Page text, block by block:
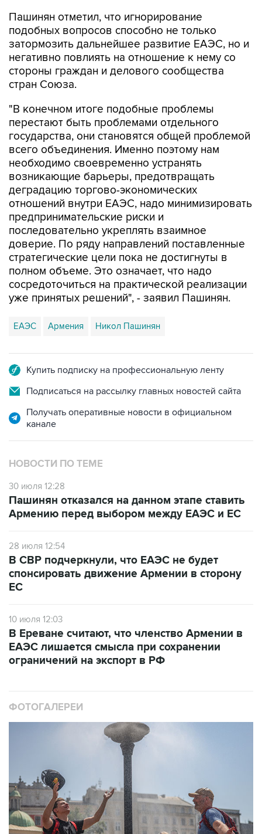
Пашинян отметил, что игнорирование
подобных вопросов способно не только
затормозить дальнейшее развитие ЕАЭС, но и
негативно повлиять на отношение к нему со
стороны граждан и делового сообщества
стран Союза.
"В конечном итоге подобные проблемы
перестают быть проблемами отдельного
государства, они становятся общей проблемой
всего объединения. Именно поэтому нам
необходимо своевременно устранять
возникающие барьеры, предотвращать
деградацию торгово-экономических
отношений внутри ЕАЭС, надо минимизировать
предпринимательские риски и
последовательно укреплять взаимное
доверие. По ряду направлений поставленные
стратегические цели пока не достигнуты в
полном объеме. Это означает, что надо
сосредоточиться на практической реализации
уже принятых решений", - заявил Пашинян.
ЕАЭС Армения Никол Пашинян
Купить подписку на профессиональную ленту
Подписаться на рассылку главных новостей сайта
Получать оперативные новости в официальном
канале
НОВОСТИ ПО ТЕМЕ
30 июля 12:28
Пашинян отказался на данном этапе ставить
Армению перед выбором между ЕАЭС и ЕС
28 июля 12:54
В СВР подчеркнули, что ЕАЭС не будет
спонсировать движение Армении в сторону
ЕС
10 июля 12:03
В Ереване считают, что членство Армении в
ЕАЭС лишается смысла при сохранении
ограничений на экспорт в РФ
ФОТОГАЛЕРЕИ